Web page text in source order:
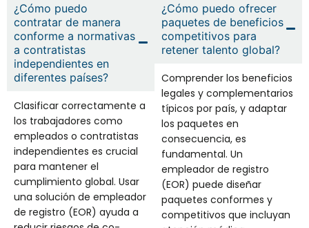
¿Cómo puedo
contratar de manera
conforme a normativas
a contratistas
independientes en
diferentes países?
Clasificar correctamente a
los trabajadores como
empleados o contratistas
independientes es crucial
para mantener el
cumplimiento global. Usar
una solución de empleador
de registro (EOR) ayuda a
¿Cómo puedo ofrecer
paquetes de beneficios
competitivos para
retener talento global?
Comprender los beneficios
legales y complementarios
típicos por país, y adaptar
los paquetes en
consecuencia, es
fundamental. Un
empleador de registro
(EOR) puede diseñar
paquetes conformes y
competitivos que incluyan